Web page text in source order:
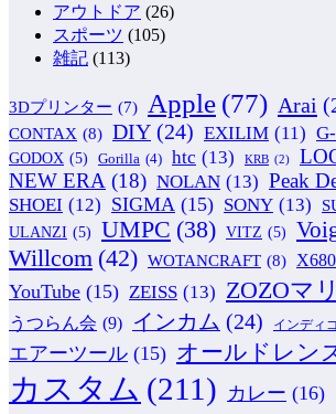
アウトドア (26)
スポーツ (105)
雑記 (113)
3Dプリンター (7) Apple (77) Arai
CONTAX (8) DIY (24) EXILIM (11)
GODOX (5) Gorilla (4) htc (13) KRB (2)
NEW ERA (18) NOLAN (13) Peak
SHOEI (12) SIGMA (15) SONY (13)
ULANZI (5) UMPC (38) VITZ (5)
Willcom (42) WOTANCRAFT (8)
YouTube (15) ZEISS (13) ZOZOマ
うつらん会 (9) インカム (24) インディ
エアーツール (15) オールドレン
カスタム (211) カレー (16)